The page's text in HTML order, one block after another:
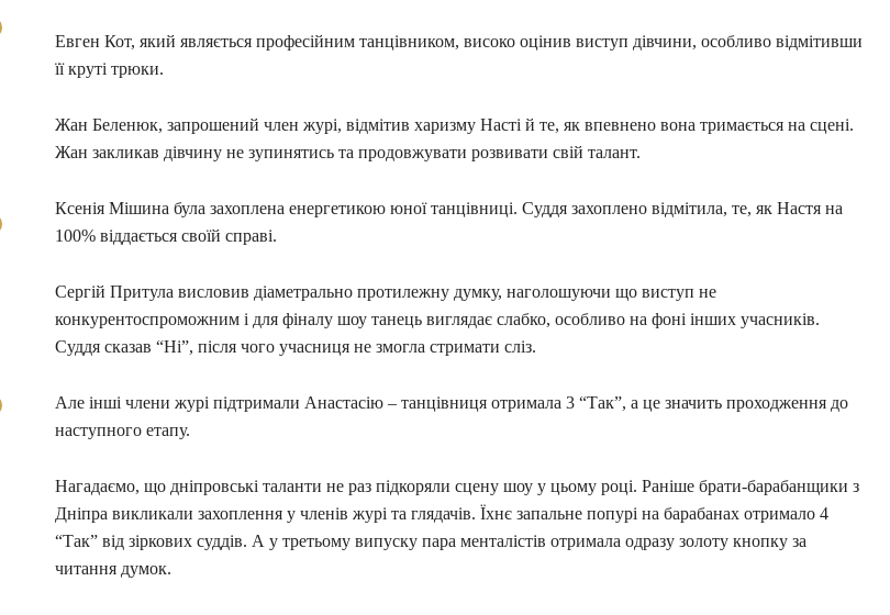
Евген Кот, який являється професійним танцівником, високо оцінив виступ дівчини, особливо відмітивши
її круті трюки.
Жан Беленюк, запрошений член журі, відмітив харизму Насті й те, як впевнено вона тримається на сцені.
Жан закликав дівчину не зупинятись та продовжувати розвивати свій талант.
Ксенія Мішина була захоплена енергетикою юної танцівниці. Суддя захоплено відмітила, те, як Настя на
100% віддається своїй справі.
Сергій Притула висловив діаметрально протилежну думку, наголошуючи що виступ не
конкурентоспроможним і для фіналу шоу танець виглядає слабко, особливо на фоні інших учасників.
Суддя сказав “Ні”, після чого учасниця не змогла стримати сліз.
Але інші члени журі підтримали Анастасію – танцівниця отримала 3 “Так”, а це значить проходження до
наступного етапу.
Нагадаємо, що дніпровські таланти не раз підкоряли сцену шоу у цьому році. Раніше брати-барабанщики з
Дніпра викликали захоплення у членів журі та глядачів. Їхнє запальне попурі на барабанах отримало 4
“Так” від зіркових суддів. А у третьому випуску пара менталістів отримала одразу золоту кнопку за
читання думок.